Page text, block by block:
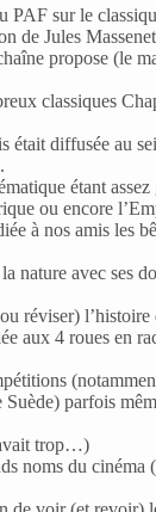
PAF sur le
de Jules
propose (le
classiques
était diffusée au
étant
ou encore
à nos amis les
nature avec ses
réviser)
aux 4 roues en
parfois
trop…)
noms du